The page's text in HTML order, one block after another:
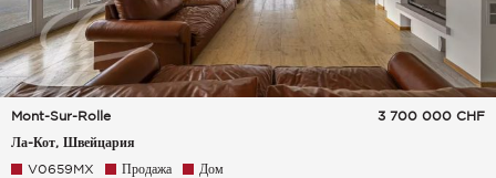
Mont-Sur-Rolle
Ла-Кот, Швейцария
3 700 000 CHF
V0659MX Продажа Дом